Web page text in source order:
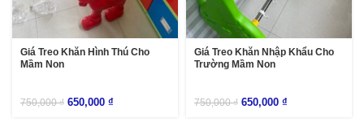
Giá Treo Khăn Hình Thú Cho
Mầm Non
750,000₫ 650,000 ₫
Giá Treo Khăn Nhập Khẩu Cho
Trường Mầm Non
750,000₫ 650,000 ₫